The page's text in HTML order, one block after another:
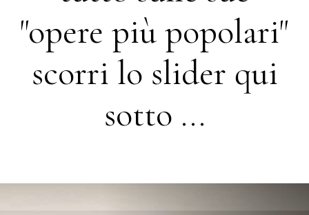
"opere più popolari"
scorri lo slider qui
sotto ...